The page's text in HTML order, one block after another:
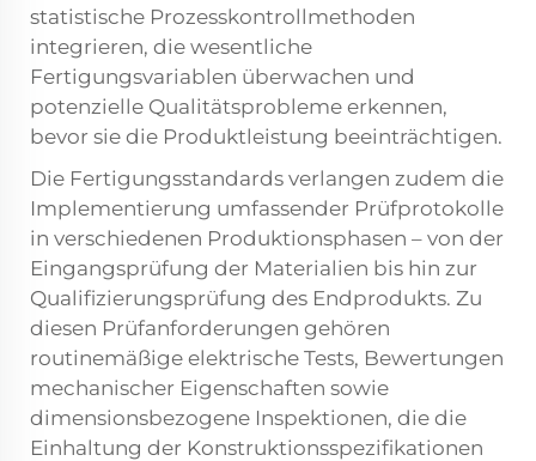
statistische Prozesskontrollmethoden
integrieren, die wesentliche
Fertigungsvariablen überwachen und
potenzielle Qualitätsprobleme erkennen,
bevor sie die Produktleistung beeinträchtigen.
Die Fertigungsstandards verlangen zudem die
Implementierung umfassender Prüfprotokolle
in verschiedenen Produktionsphasen – von der
Eingangsprüfung der Materialien bis hin zur
Qualifizierungsprüfung des Endprodukts. Zu
diesen Prüfanforderungen gehören
routinemäßige elektrische Tests, Bewertungen
mechanischer Eigenschaften sowie
dimensionsbezogene Inspektionen, die die
Einhaltung der Konstruktionsspezifikationen